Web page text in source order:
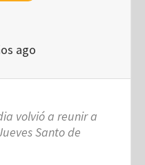
ago
volvió a reunir a
Santo de